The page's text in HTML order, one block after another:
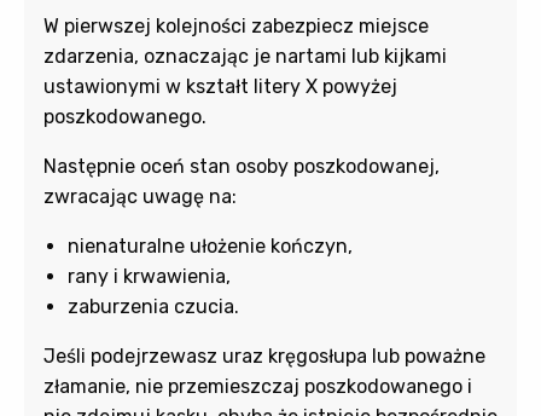
W pierwszej kolejności zabezpiecz miejsce
zdarzenia, oznaczając je nartami lub kijkami
ustawionymi w kształt litery X powyżej
poszkodowanego.
Następnie oceń stan osoby poszkodowanej,
zwracając uwagę na:
nienaturalne ułożenie kończyn,
rany i krwawienia,
zaburzenia czucia.
Jeśli podejrzewasz uraz kręgosłupa lub poważne
złamanie, nie przemieszczaj poszkodowanego i